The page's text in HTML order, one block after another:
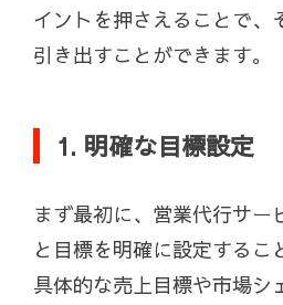
イントを押さえることで、
引き出すことができます。
1. 明確な目標設定
まず最初に、営業代行サー
と目標を明確に設定するこ
具体的な売上目標や市場シ